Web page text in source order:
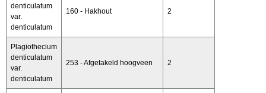
denticulatum
var.
denticulatum
160 - Hakhout 2
Plagiothecium
denticulatum
var.
denticulatum
253 - Afgetakeld hoogveen 2